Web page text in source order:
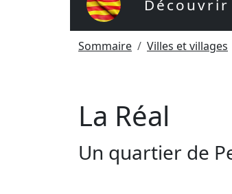
Découvrir
Sommaire Villes et villages
La Réal
Un quartier de